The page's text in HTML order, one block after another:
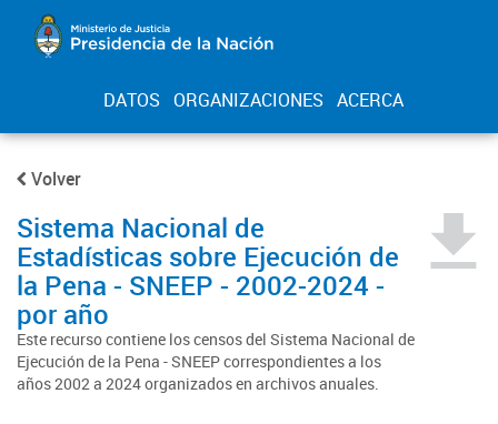
DATOS ORGANIZACIONES ACERCA
Volver
Sistema Nacional de
Estadísticas sobre Ejecución de
la Pena - SNEEP - 2002-2024 -
por año
Este recurso contiene los censos del Sistema Nacional de
Ejecución de la Pena - SNEEP correspondientes a los
años 2002 a 2024 organizados en archivos anuales.